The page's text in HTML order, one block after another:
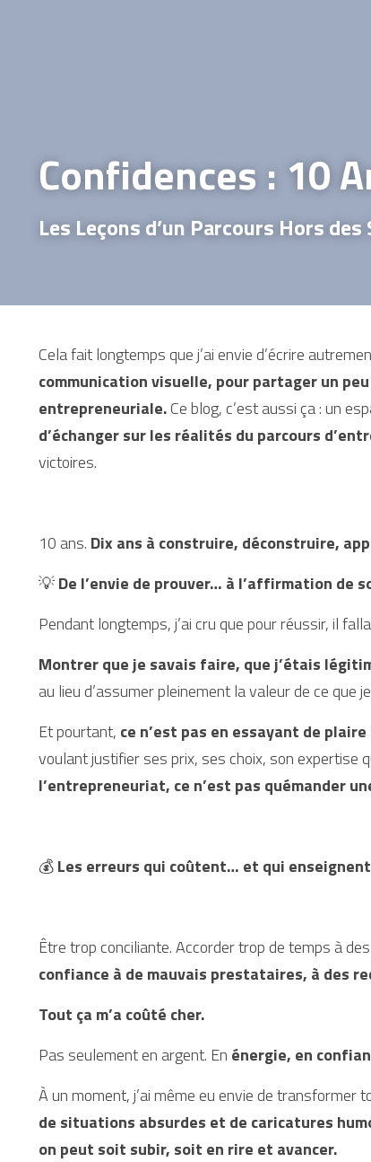
Confidences : 10
Les Leçons d’un Parcours Hors
Cela fait longtemps que j’ai envie d’écrire
communication visuelle, pour partager un
entrepreneuriale. Ce blog, c’est aussi ça : un
d’échanger sur les réalités du parcours
victoires.
10 ans. Dix ans à construire, déconstruire,
💡 De l’envie de prouver… à l’affirmation de
Pendant longtemps, j’ai cru que pour réussir, il
Montrer que je savais faire, que j’étais
au lieu d’assumer pleinement la valeur de ce que
Et pourtant, ce n’est pas en essayant de
l’entrepreneuriat, ce n’est pas quémander
💰 Les erreurs qui coûtent… et qui enseignent
Être trop conciliante. Accorder trop de temps à
confiance à de mauvais prestataires, à des
Tout ça m’a coûté cher.
Pas seulement en argent. En énergie, en
À un moment, j’ai même eu envie de transformer
de situations absurdes et de caricatures
on peut soit subir, soit en rire et avancer.